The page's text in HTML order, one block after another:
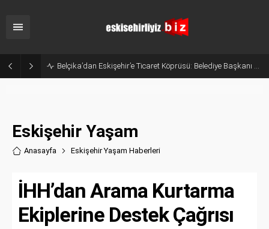
Belçika’dan Eskişehir’e Ticaret Köprüsü: Belediye Başkanı Emir Kır MÜSİAD’ı Ziyaret Etti
Eskişehir Yaşam
Anasayfa Eskişehir Yaşam Haberleri
İHH’dan Arama Kurtarma
Ekiplerine Destek Çağrısı